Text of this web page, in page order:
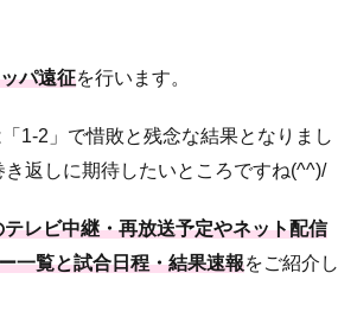
パ遠征を行います。
1-2」で惜敗と残念な結果となりまし
返しに期待したいところですね(^^)/
レビ中継・再放送予定やネット配信
一覧と試合日程・結果速報をご紹介し